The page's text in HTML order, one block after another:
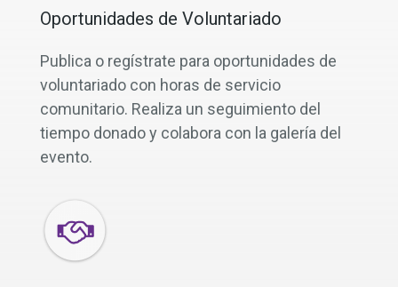
Oportunidades de Voluntariado
Publica o regístrate para oportunidades de
voluntariado con horas de servicio
comunitario. Realiza un seguimiento del
tiempo donado y colabora con la galería del
evento.